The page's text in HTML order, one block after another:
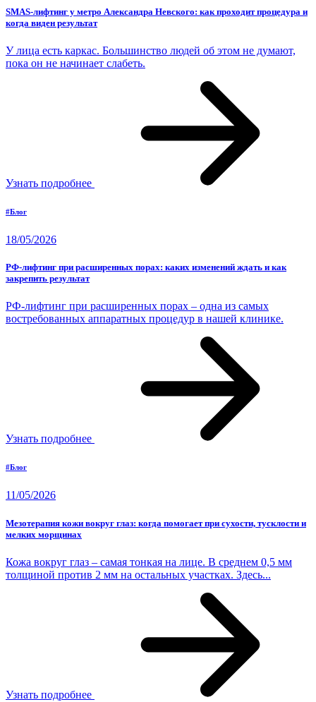
SMAS-лифтинг у метро Александра Невского: как проходит процедура и
когда виден результат
У лица есть каркас. Большинство людей об этом не думают,
пока он не начинает слабеть.
Узнать подробнее
#Блог
18/05/2026
РФ-лифтинг при расширенных порах: каких изменений ждать и как
закрепить результат
РФ-лифтинг при расширенных порах – одна из самых
востребованных аппаратных процедур в нашей клинике.
Узнать подробнее
#Блог
11/05/2026
Мезотерапия кожи вокруг глаз: когда помогает при сухости, тусклости и
мелких морщинах
Кожа вокруг глаз – самая тонкая на лице. В среднем 0,5 мм
толщиной против 2 мм на остальных участках. Здесь...
Узнать подробнее